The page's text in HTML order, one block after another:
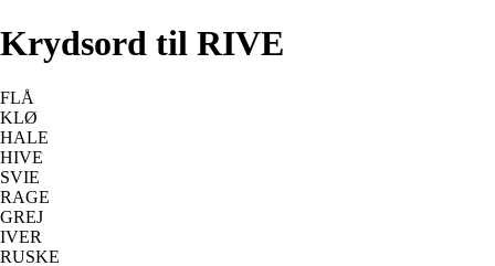
Krydsord til RIVE
FLÅ
KLØ
HALE
HIVE
SVIE
RAGE
GREJ
IVER
RUSKE